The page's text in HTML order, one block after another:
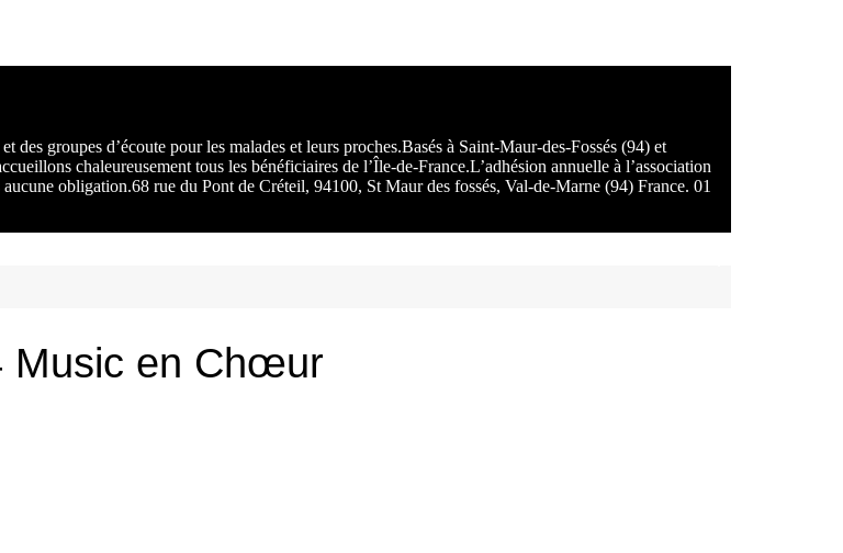
des groupes d’écoute pour les malades et leurs proches.Basés à Saint-Maur-des-Fossés (94) et
chaleureusement tous les bénéficiaires de l’Île-de-France.L’adhésion annuelle à l’association
obligation.68 rue du Pont de Créteil, 94100, St Maur des fossés, Val-de-Marne (94) France. 01
Music en Chœur